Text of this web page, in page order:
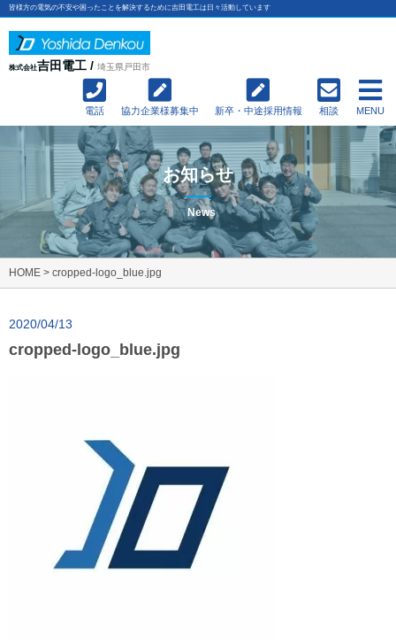
皆様方の電気の不安や困ったことを解決するために吉田電工は日々活動しています
株式会社吉田電工 / 埼玉県戸田市
電話 協力企業様募集中 新卒・中途採用情報 相談 MENU
お知らせ
News
HOME > cropped-logo_blue.jpg
2020/04/13
cropped-logo_blue.jpg